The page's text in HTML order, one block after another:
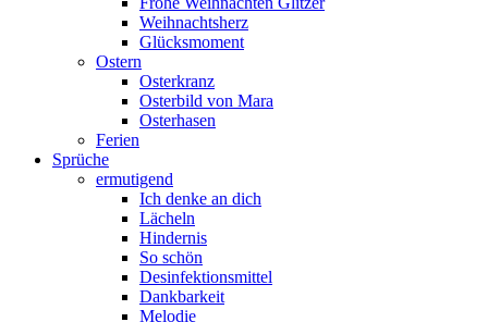
Weihnachtsherz
Glücksmoment
Ostern
Osterkranz
Osterbild von Mara
Osterhasen
Ferien
Sprüche
ermutigend
Ich denke an dich
Lächeln
Hindernis
So schön
Desinfektionsmittel
Dankbarkeit
Melodie